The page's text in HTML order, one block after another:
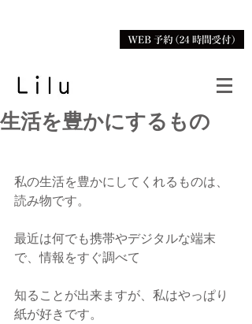
生活を豊かにするもの
私の生活を豊かにしてくれるものは、
読み物です。
最近は何でも携帯やデジタルな端末
で、情報をすぐ調べて
知ることが出来ますが、私はやっぱり
紙が好きです。